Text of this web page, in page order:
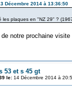
Décembre 2014 à 13:36:50
les plaques en "NZ 29" ?
notre prochaine visite
53 et s 45 gt
le:14 Décembre 2014 à